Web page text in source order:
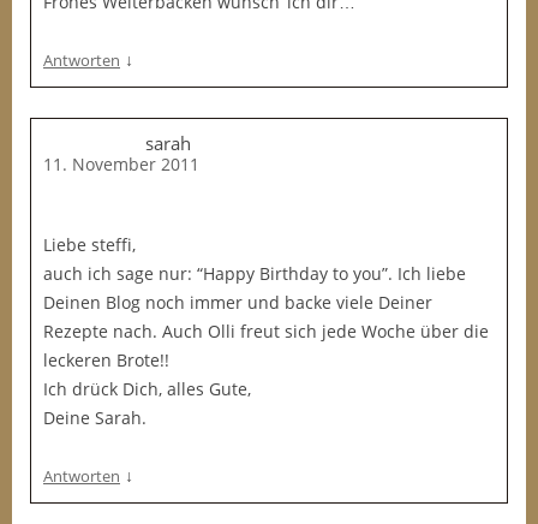
Antworten ↓
sarah
11. November 2011
Liebe steffi,
auch ich sage nur: “Happy Birthday to you”. Ich liebe
Deinen Blog noch immer und backe viele Deiner
Rezepte nach. Auch Olli freut sich jede Woche über die
leckeren Brote!!
Ich drück Dich, alles Gute,
Deine Sarah.
Antworten ↓